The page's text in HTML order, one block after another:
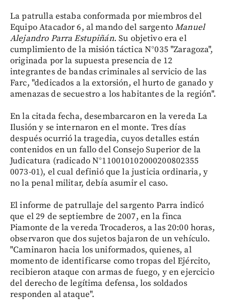
La patrulla estaba conformada por miembros del
Equipo Atacador 6, al mando del sargentoManuel
Alejandro Parra Estupiñán. Su objetivo era el
cumplimiento de la misión táctica N°035 "Zaragoza",
originada por la supuesta presencia de 12
integrantes de bandas criminales al servicio de las
Farc, "dedicados a la extorsión, el hurto de ganado y
amenazas de secuestro a los habitantes de la región".
En la citada fecha, desembarcaron en la vereda La
Ilusión y se internaron en el monte. Tres días
después ocurrió la tragedia, cuyos detalles están
contenidos en un fallo del Consejo Superior de la
Judicatura (radicado N°110010102000200802355
0073-01), el cual definió que la justicia ordinaria, y
no la penal militar, debía asumir el caso.
El informe de patrullaje del sargento Parra indicó
que el 29 de septiembre de 2007, en la finca
Piamonte de la vereda Trocaderos, a las 20:00 horas,
observaron que dos sujetos bajaron de un vehículo.
"Caminaron hacia los uniformados, quienes, al
momento de identificarse como tropas del Ejército,
recibieron ataque con armas de fuego, y en ejercicio
del derecho de legítima defensa, los soldados
responden al ataque".